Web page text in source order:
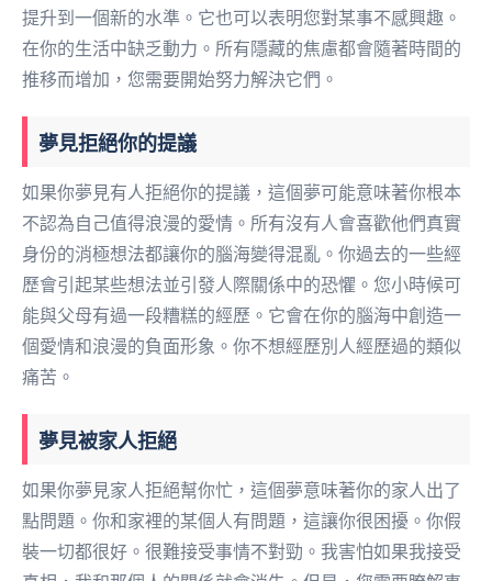
提升到一個新的水準。它也可以表明您對某事不感興趣。
在你的生活中缺乏動力。所有隱藏的焦慮都會隨著時間的
推移而增加，您需要開始努力解決它們。
夢見拒絕你的提議
如果你夢見有人拒絕你的提議，這個夢可能意味著你根本
不認為自己值得浪漫的愛情。所有沒有人會喜歡他們真實
身份的消極想法都讓你的腦海變得混亂。你過去的一些經
歷會引起某些想法並引發人際關係中的恐懼。您小時候可
能與父母有過一段糟糕的經歷。它會在你的腦海中創造一
個愛情和浪漫的負面形象。你不想經歷別人經歷過的類似
痛苦。
夢見被家人拒絕
如果你夢見家人拒絕幫你忙，這個夢意味著你的家人出了
點問題。你和家裡的某個人有問題，這讓你很困擾。你假
裝一切都很好。很難接受事情不對勁。我害怕如果我接受